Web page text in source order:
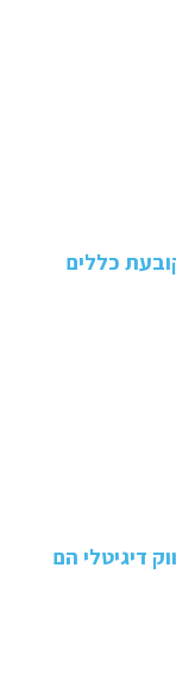
כללים
דיגיטלי הם